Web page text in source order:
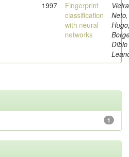
1997
Fingerprint
classification
with neural
networks
Vieira
Neto,
Díbio
1